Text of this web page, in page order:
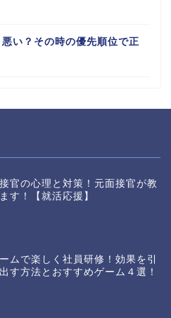
い？その時の優先順位で正
官の心理と対策！元面接官が教
す！【就活応援】
ムで楽しく社員研修！効果を引
す方法とおすすめゲーム４選！